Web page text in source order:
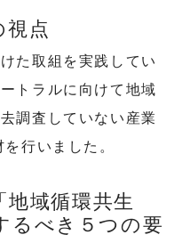
視点
た取組を実践してい
トラルに向けて地域
調査していない産業
行いました。
地域循環共生
るべき５つの要